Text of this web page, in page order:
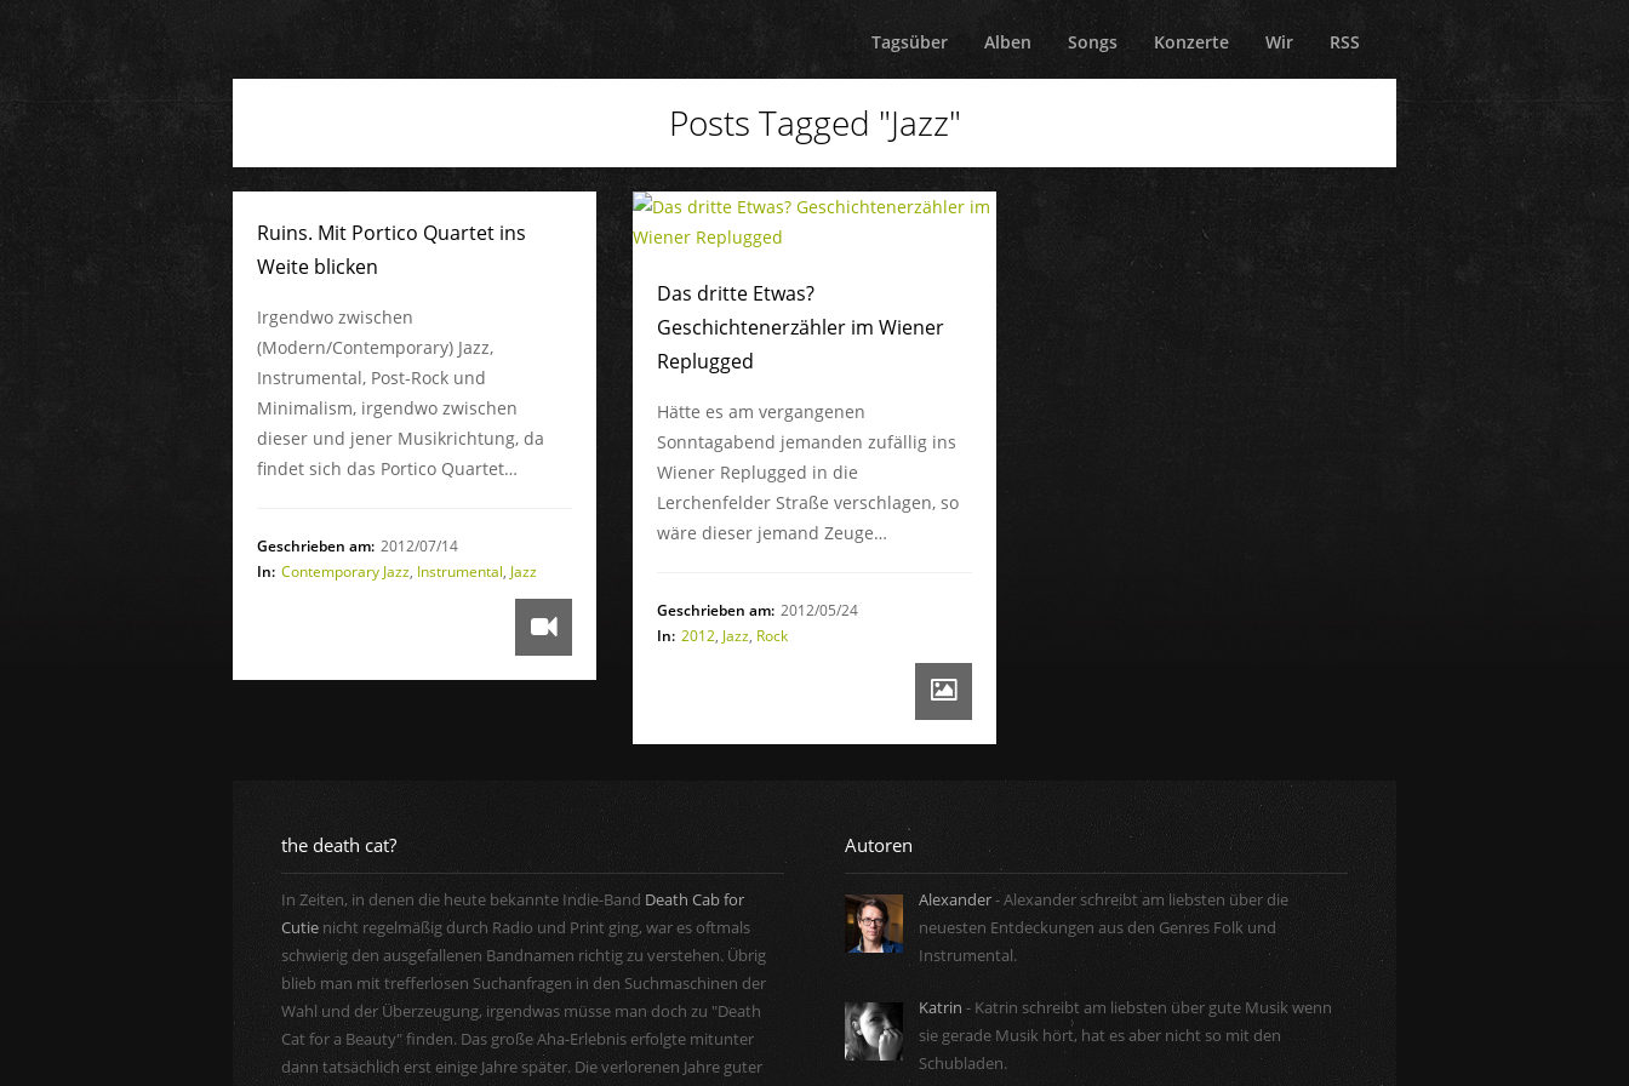
Tagsüber Alben Songs Konzerte Wir RSS
Posts Tagged "Jazz"
Ruins. Mit Portico Quartet ins
Weite blicken
Irgendwo zwischen
(Modern/Contemporary) Jazz,
Instrumental, Post-Rock und
Minimalism, irgendwo zwischen
dieser und jener Musikrichtung, da
findet sich das Portico Quartet…
Geschrieben am: 2012/07/14
In: Contemporary Jazz, Instrumental, Jazz
Das dritte Etwas?
Geschichtenerzähler im Wiener
Replugged
Hätte es am vergangenen
Sonntagabend jemanden zufällig ins
Wiener Replugged in die
Lerchenfelder Straße verschlagen, so
wäre dieser jemand Zeuge…
Geschrieben am: 2012/05/24
In: 2012, Jazz, Rock
the death cat?
In Zeiten, in denen die heute bekannte Indie-Band Death Cab for
Cutie nicht regelmäßig durch Radio und Print ging, war es oftmals
schwierig den ausgefallenen Bandnamen richtig zu verstehen. Übrig
blieb man mit trefferlosen Suchanfragen in den Suchmaschinen der
Wahl und der Überzeugung, irgendwas müsse man doch zu "Death
Cat for a Beauty" finden. Das große Aha-Erlebnis erfolgte mitunter
dann tatsächlich erst einige Jahre später. Die verlorenen Jahre guter
Autoren
Alexander- Alexander schreibt am liebsten über die
neuesten Entdeckungen aus den Genres Folk und
Instrumental.
Katrin - Katrin schreibt am liebsten über gute Musik wenn
sie gerade Musik hört, hat es aber nicht so mit den
Schubladen.